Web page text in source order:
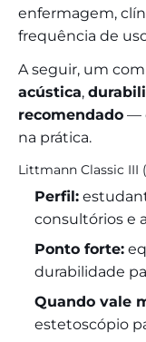
enfermagem,
frequência de
A seguir, um
acústica,
recomendado —
na prática.
Littmann Classic III
Perfil:
consultórios e
Ponto forte:
durabilidade
Quando vale
estetoscópio